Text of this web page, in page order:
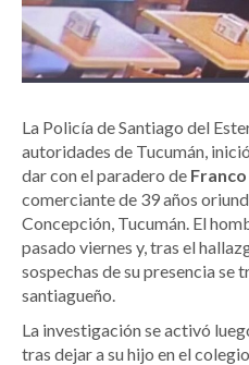
La Policía de Santiago del
autoridades de Tucumán,
dar con el paradero de
comerciante de 39 años
Concepción, Tucumán. El
pasado viernes y, tras el
sospechas de su presencia
santiagueño.
La investigación se activó
tras dejar a su hijo en el